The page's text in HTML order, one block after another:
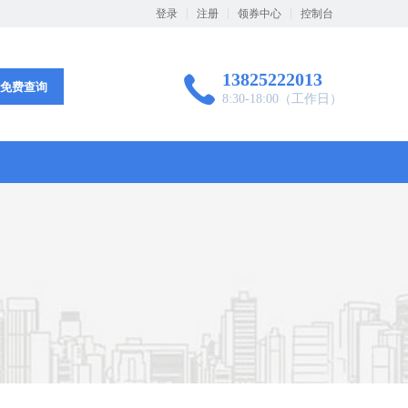
登录 注册 领券中心 控制台
免费查询  13825222013
8:30-18:00（工作日）